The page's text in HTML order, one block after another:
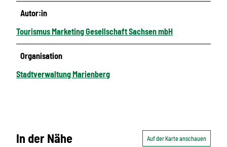
Autor:in
Tourismus Marketing Gesellschaft Sachsen mbH
Organisation
Stadtverwaltung Marienberg
In der Nähe Auf der Karte anschauen